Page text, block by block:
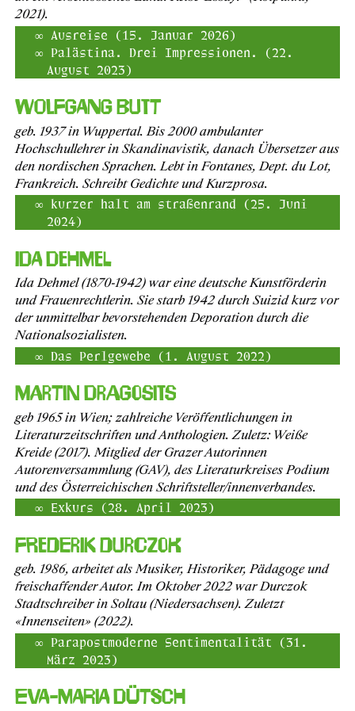
2021).
Ausreise (15. Januar 2026)
Palästina. Drei Impressionen. (22.
August 2023)
Wolfgang Butt
geb. 1937 in Wuppertal. Bis 2000 ambulanter
Hochschullehrer in Skandinavistik, danach Übersetzer aus
den nordischen Sprachen. Lebt in Fontanes, Dept. du Lot,
Frankreich. Schreibt Gedichte und Kurzprosa.
kurzer halt am straßenrand (25. Juni
2024)
Ida Dehmel
Ida Dehmel (1870-1942) war eine deutsche Kunstförderin
und Frauenrechtlerin. Sie starb 1942 durch Suizid kurz vor
der unmittelbar bevorstehenden Deporation durch die
Nationalsozialisten.
Das Perlgewebe (1. August 2022)
Martin Dragosits
geb 1965 in Wien; zahlreiche Veröffentlichungen in
Literaturzeitschriften und Anthologien. Zuletz: Weiße
Kreide (2017). Mitglied der Grazer Autorinnen
Autorenversammlung (GAV), des Literaturkreises Podium
und des Österreichischen Schriftsteller/innenverbandes.
Exkurs (28. April 2023)
Frederik Durczok
geb. 1986, arbeitet als Musiker, Historiker, Pädagoge und
freischaffender Autor. Im Oktober 2022 war Durczok
Stadtschreiber in Soltau (Niedersachsen). Zuletzt
«Innenseiten» (2022).
Parapostmoderne Sentimentalität (31.
März 2023)
Eva-Maria Dütsch